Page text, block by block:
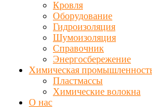
Кровля
Оборудование
Гидроизоляция
Шумоизоляция
Справочник
Энергосбережение
Химическая
Пластмассы
Химические волокна
О нас